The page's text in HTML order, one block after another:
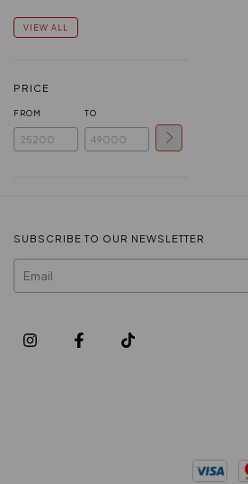
VIEW ALL
PRICE
FROM TO
SUBSCRIBE TO OUR NEWSLETTER